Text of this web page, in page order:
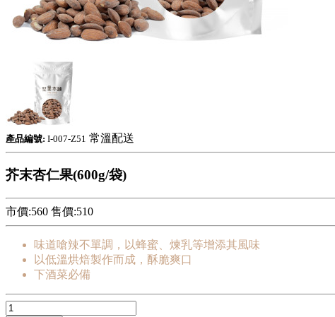
產品編號: I-007-Z51 常溫配送
芥末杏仁果(600g/袋)
市價:560 售價:510
味道嗆辣不單調，以蜂蜜、煉乳等增添其風味
以低溫烘焙製作而成，酥脆爽口
下酒菜必備